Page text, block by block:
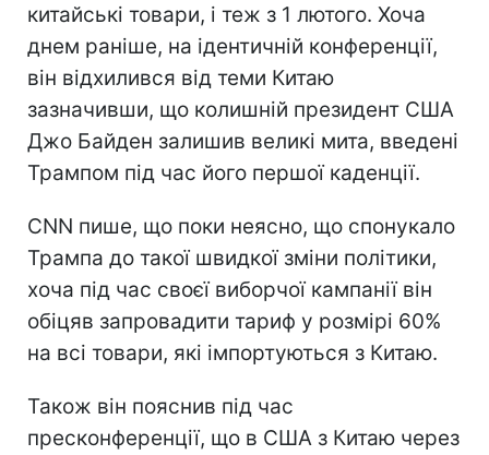
китайські товари, і теж з 1 лютого. Хоча
днем раніше, на ідентичній конференції,
він відхилився від теми Китаю
зазначивши, що колишній президент США
Джо Байден залишив великі мита, введені
Трампом під час його першої каденції.
CNN пише, що поки неясно, що спонукало
Трампа до такої швидкої зміни політики,
хоча під час своєї виборчої кампанії він
обіцяв запровадити тариф у розмірі 60%
на всі товари, які імпортуються з Китаю.
Також він пояснив під час
пресконференції, що в США з Китаю через